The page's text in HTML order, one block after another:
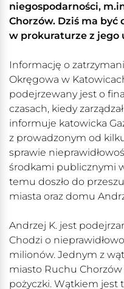
niegospodarności,
Chorzów. Dziś ma być
w prokuraturze z jego
Informację o
Okręgowa w
podejrzewany jest o
czasach, kiedy
informuje katowicka
z prowadzonym od
sprawie
środkami publicznymi
temu doszło do
miasta oraz domu
Andrzej K. jest
Chodzi o
milionów. Jednym z
miasto Ruchu
pożyczki. Wątkiem jest